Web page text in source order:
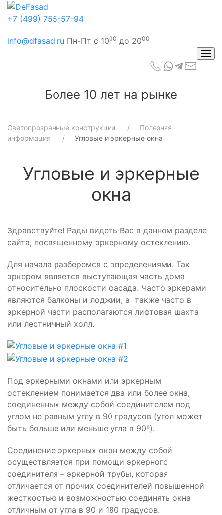
+7 (499) 755-57-94
info@dfasad.ru Пн-Пт с 1000 до 2000
Более 10 лет на рынке
Светопрозрачные конструкции
Полезная
информация
Угловые и эркерные окна
Угловые и эркерные
окна
Здравствуйте! Рады видеть Вас в данном разделе
сайта, посвященному эркерному остеклению.
Для начала разберемся с определениями. Так
эркером является выступающая часть дома
относительно плоскости фасада. Часто эркерами
являются балконы и лоджии, а также часто в
эркерной части располагаются лифтовая шахта
или лестничный холл.
Под эркерными окнами или эркерным
остеклением понимается два или более окна,
соединенных между собой соединителем под
углом не равным углу в 90 градусов (угол может
быть больше или меньше угла в 90º).
Соединение эркерных окон между собой
осуществляется при помощи эркерного
соединителя – эркерной трубы, которая
отличается от прочих соединителей повышенной
жесткостью и возможностью соединять окна
отличным от угла в 90 и 180 градусов.